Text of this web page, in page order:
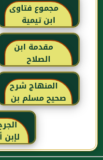
مجموع فتاوى
ابن تيمية
مقدمة ابن
الصلاح
المنهاج شرح
صحيح مسلم بن
الحجاج
لإبن